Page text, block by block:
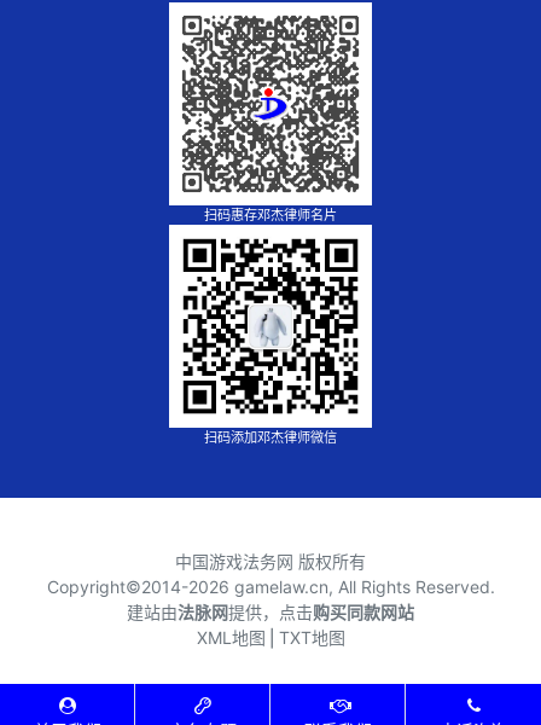
扫码惠存邓杰律师名片
扫码添加邓杰律师微信
中国游戏法务网 版权所有
Copyright©2014-2026 gamelaw.cn, All Rights Reserved.
建站由法脉网提供，点击购买同款网站
XML地图
TXT地图